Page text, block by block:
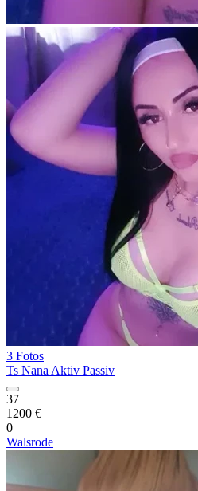
3 Fotos
Ts Nana Aktiv Passiv
37
1200 €
0
Walsrode